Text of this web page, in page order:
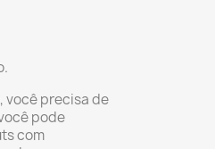
você precisa de
pode
com